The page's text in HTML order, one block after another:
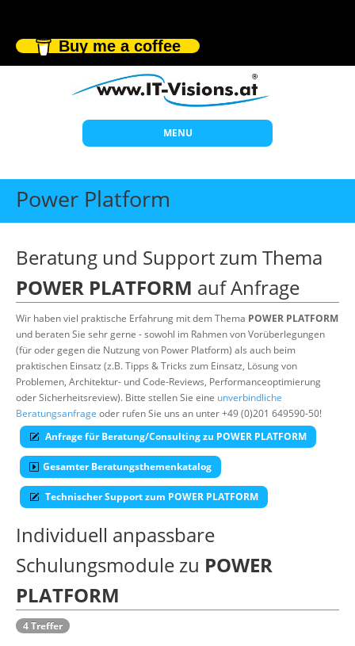
Buy me a coffee
MENU
Start
Themen
Individuelle Schulungen
Offene Seminare
Wissen
Über uns
Suche
Power Platform
Beratung und Support zum Thema
POWER PLATFORM auf Anfrage
Wir haben viel praktische Erfahrung mit dem Thema POWER PLATFORM
und beraten Sie sehr gerne - sowohl im Rahmen von Vorüberlegungen
(für oder gegen die Nutzung von Power Platform) als auch beim
praktischen Einsatz (z.B. Tipps & Tricks zum Einsatz, Lösung von
Problemen, Architektur- und Code-Reviews, Performanceoptimierung
oder Sicherheitsreview). Bitte stellen Sie eine unverbindliche
Beratungsanfrage oder rufen Sie uns an unter +49 (0)201 649590-50!
Anfrage für Beratung/Consulting zu POWER PLATFORM
Gesamter Beratungsthemenkatalog
Technischer Support zum POWER PLATFORM
Individuell anpassbare
Schulungsmodule zu POWER
PLATFORM
4 Treffer